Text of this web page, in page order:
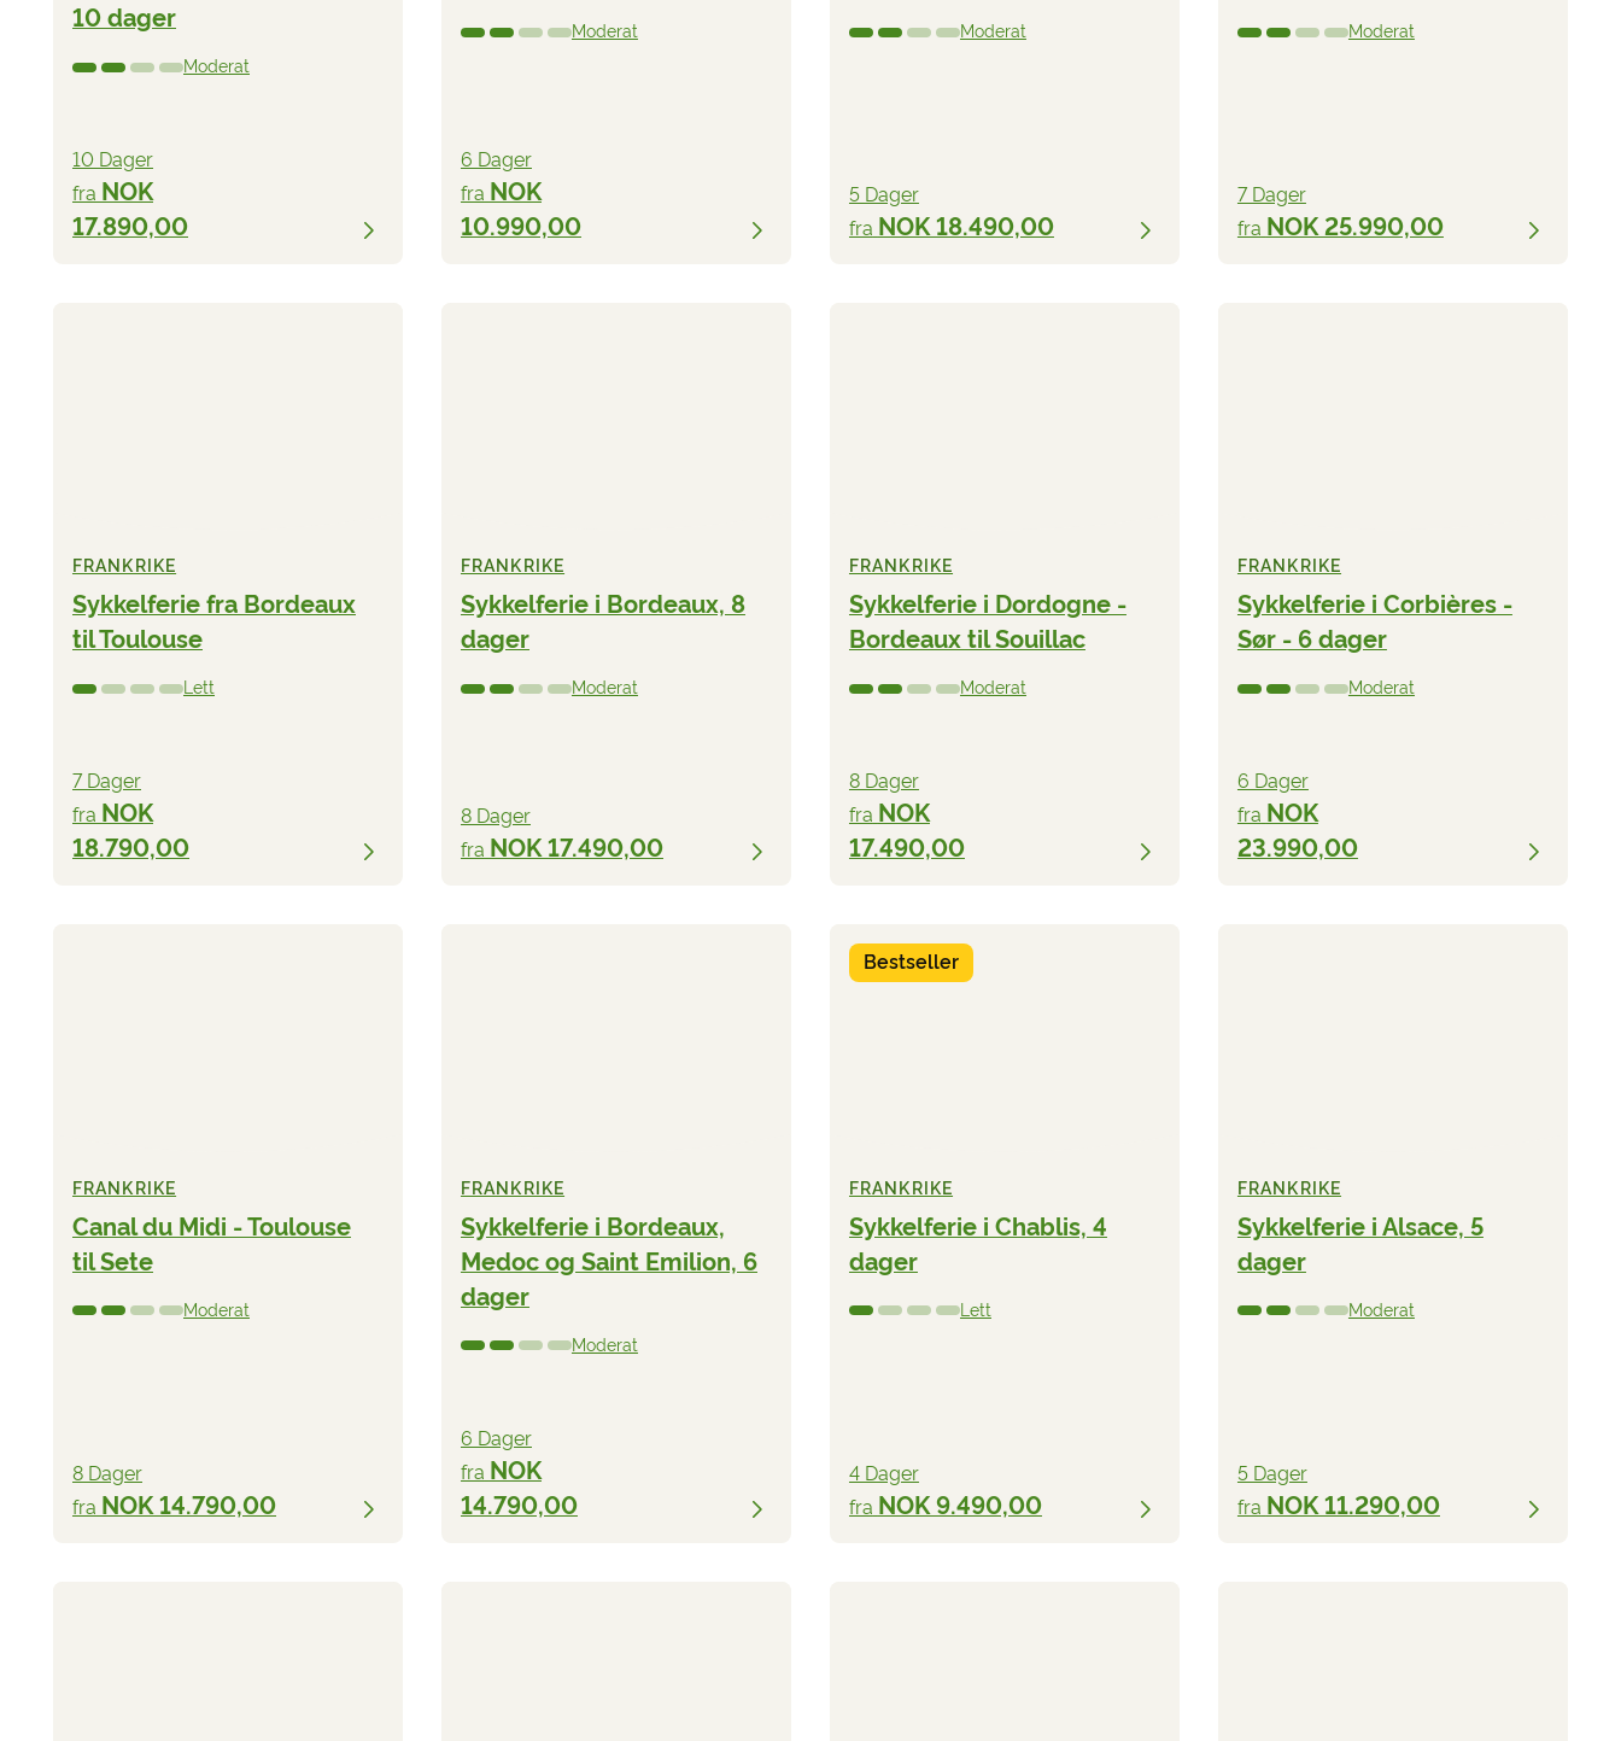
10 dager
Moderat
10 Dager
fra NOK
17.890,00
Moderat
6 Dager
fra NOK
10.990,00
Moderat
5 Dager
fra NOK 18.490,00
Moderat
7 Dager
fra NOK 25.990,00
FRANKRIKE
Sykkelferie fra Bordeaux
til Toulouse
Lett
7 Dager
fra NOK
18.790,00
FRANKRIKE
Sykkelferie i Bordeaux, 8
dager
Moderat
8 Dager
fra NOK 17.490,00
FRANKRIKE
Sykkelferie i Dordogne -
Bordeaux til Souillac
Moderat
8 Dager
fra NOK
17.490,00
FRANKRIKE
Sykkelferie i Corbières -
Sør - 6 dager
Moderat
6 Dager
fra NOK
23.990,00
FRANKRIKE
Canal du Midi - Toulouse
til Sete
Moderat
8 Dager
fra NOK 14.790,00
FRANKRIKE
Sykkelferie i Bordeaux,
Medoc og Saint Emilion, 6
dager
Moderat
6 Dager
fra NOK
14.790,00
Bestseller
FRANKRIKE
Sykkelferie i Chablis, 4
dager
Lett
4 Dager
fra NOK 9.490,00
FRANKRIKE
Sykkelferie i Alsace, 5
dager
Moderat
5 Dager
fra NOK 11.290,00